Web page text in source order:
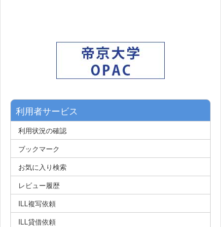
利用者サービス
利用状況の確認
ブックマーク
お気に入り検索
レビュー履歴
ILL複写依頼
ILL貸借依頼